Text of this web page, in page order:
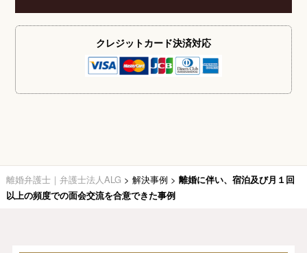
クレジットカード決済対応
離婚弁護士｜弁護士法人ALG > 解決事例 > 離婚に伴い、宿泊及び月１回
以上の頻度での面会交流を合意できた事例